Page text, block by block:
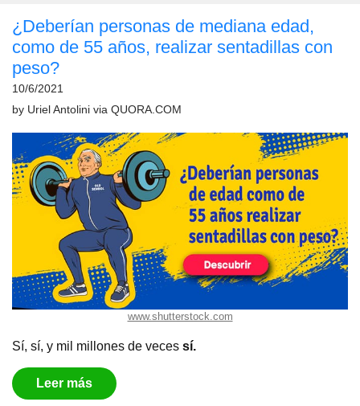
¿Deberían personas de mediana edad,
como de 55 años, realizar sentadillas con
peso?
10/6/2021
by Uriel Antolini via QUORA.COM
www.shutterstock.com
Sí, sí, y mil millones de veces sí.
Leer más